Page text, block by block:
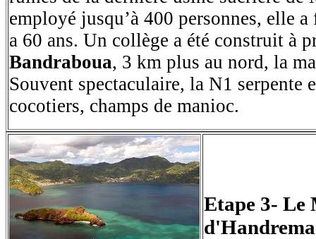
employé jusqu’à 400 personnes, elle
a 60 ans. Un collège a été construit à
Bandraboua, 3 km plus au nord, la
Souvent spectaculaire, la N1 serpente
cocotiers, champs de manioc.
Etape 3- Le
d'Handrema